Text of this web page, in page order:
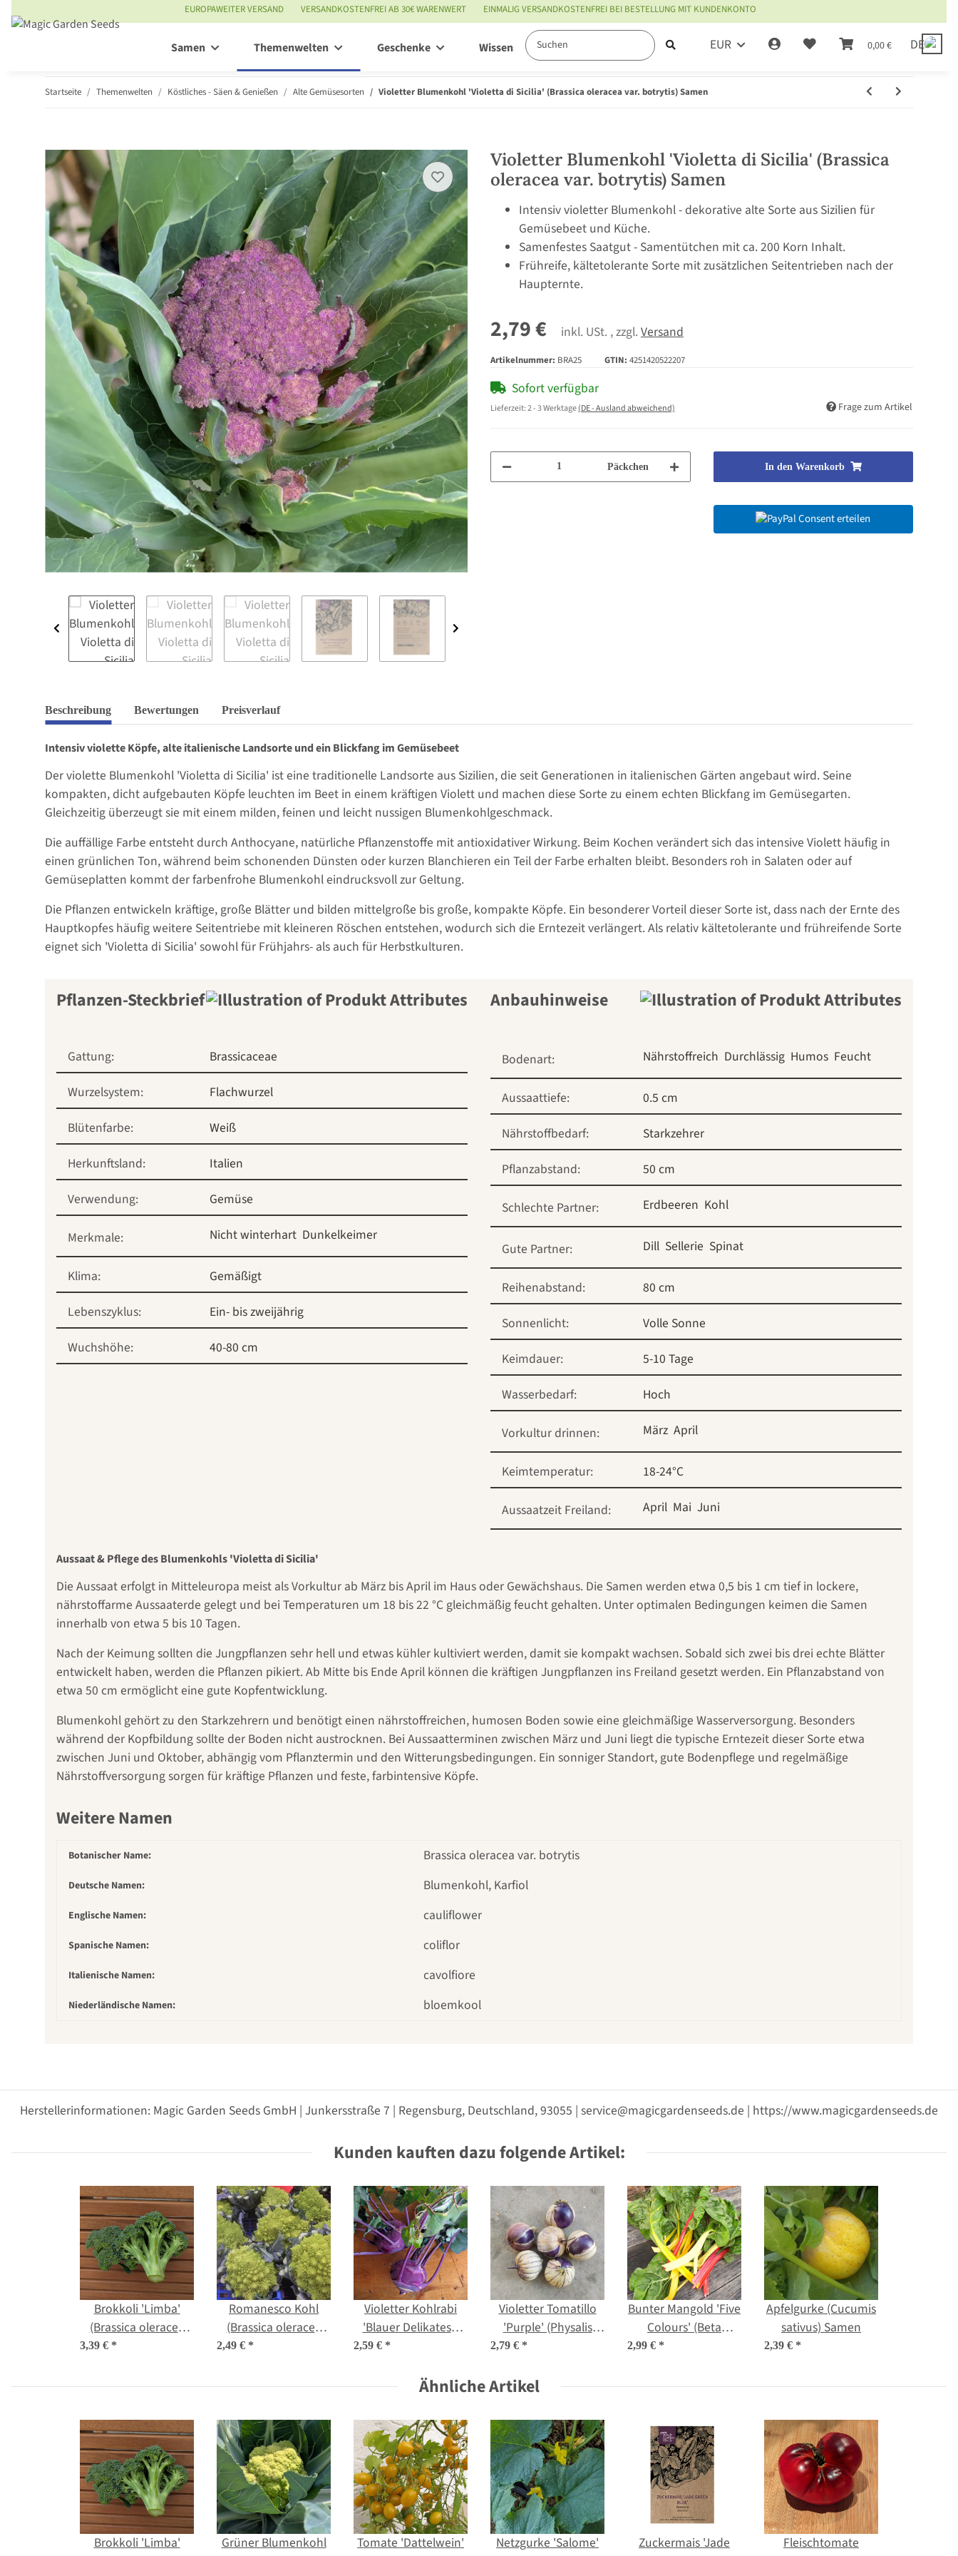
EUROPAWEITER VERSAND VERSANDKOSTENFREI AB 30€ WARENWERT EINMALIG VERSANDKOSTENFREI BEI BESTELLUNG MIT KUNDENKONTO
EUR 0,00 € DE
Samen Themenwelten Geschenke Wissenswertes
Startseite Themenwelten Köstliches - Säen & Genießen Alte Gemüsesorten Violetter Blumenkohl 'Violetta di Sicilia' (Brassica oleracea var. botrytis) Samen
Violetter Blumenkohl 'Violetta di Sicilia' (Brassica
oleracea var. botrytis) Samen
Intensiv violetter Blumenkohl - dekorative alte Sorte aus Sizilien für
Gemüsebeet und Küche.
Samenfestes Saatgut - Samentütchen mit ca. 200 Korn Inhalt.
Frühreife, kältetolerante Sorte mit zusätzlichen Seitentrieben nach der
Haupternte.
2,79 € inkl. USt. , zzgl. Versand
Artikelnummer: BRA25 GTIN: 4251420522207
Sofort verfügbar
Lieferzeit:2 - 3 Werktage(DE - Ausland abweichend) Frage zum Artikel
Päckchen In den Warenkorb
Consent erteilen
Beschreibung Bewertungen Preisverlauf
Intensiv violette Köpfe, alte italienische Landsorte und ein Blickfang im Gemüsebeet
Der violette Blumenkohl 'Violetta di Sicilia' ist eine traditionelle Landsorte aus Sizilien, die seit Generationen in italienischen Gärten angebaut wird. Seine
kompakten, dicht aufgebauten Köpfe leuchten im Beet in einem kräftigen Violett und machen diese Sorte zu einem echten Blickfang im Gemüsegarten.
Gleichzeitig überzeugt sie mit einem milden, feinen und leicht nussigen Blumenkohlgeschmack.
Die auffällige Farbe entsteht durch Anthocyane, natürliche Pflanzenstoffe mit antioxidativer Wirkung. Beim Kochen verändert sich das intensive Violett häufig in
einen grünlichen Ton, während beim schonenden Dünsten oder kurzen Blanchieren ein Teil der Farbe erhalten bleibt. Besonders roh in Salaten oder auf
Gemüseplatten kommt der farbenfrohe Blumenkohl eindrucksvoll zur Geltung.
Die Pflanzen entwickeln kräftige, große Blätter und bilden mittelgroße bis große, kompakte Köpfe. Ein besonderer Vorteil dieser Sorte ist, dass nach der Ernte des
Hauptkopfes häufig weitere Seitentriebe mit kleineren Röschen entstehen, wodurch sich die Erntezeit verlängert. Als relativ kältetolerante und frühreifende Sorte
eignet sich 'Violetta di Sicilia' sowohl für Frühjahrs- als auch für Herbstkulturen.
Pflanzen-Steckbrief
Gattung:
Brassicaceae
Wurzelsystem:
Flachwurzel
Blütenfarbe:
Weiß
Herkunftsland:
Italien
Verwendung:
Gemüse
Merkmale: Nicht winterhart Dunkelkeimer
Klima:
Gemäßigt
Lebenszyklus:
Ein- bis zweijährig
Wuchshöhe:
40-80 cm
Anbauhinweise
Bodenart: Nährstoffreich Durchlässig Humos Feucht
Aussaattiefe:
0.5 cm
Nährstoffbedarf:
Starkzehrer
Pflanzabstand:
50 cm
Schlechte Partner: Erdbeeren Kohl
Gute Partner: Dill Sellerie Spinat
Reihenabstand:
80 cm
Sonnenlicht:
Volle Sonne
Keimdauer:
5-10 Tage
Wasserbedarf:
Hoch
Vorkultur drinnen: März April
Keimtemperatur: 18-24°C
Aussaatzeit Freiland: April Mai Juni
Aussaat & Pflege des Blumenkohls 'Violetta di Sicilia'
Die Aussaat erfolgt in Mitteleuropa meist als Vorkultur ab März bis April im Haus oder Gewächshaus. Die Samen werden etwa 0,5 bis 1 cm tief in lockere,
nährstoffarme Aussaaterde gelegt und bei Temperaturen um 18 bis 22 °C gleichmäßig feucht gehalten. Unter optimalen Bedingungen keimen die Samen
innerhalb von etwa 5 bis 10 Tagen.
Nach der Keimung sollten die Jungpflanzen sehr hell und etwas kühler kultiviert werden, damit sie kompakt wachsen. Sobald sich zwei bis drei echte Blätter
entwickelt haben, werden die Pflanzen pikiert. Ab Mitte bis Ende April können die kräftigen Jungpflanzen ins Freiland gesetzt werden. Ein Pflanzabstand von
etwa 50 cm ermöglicht eine gute Kopfentwicklung.
Blumenkohl gehört zu den Starkzehrern und benötigt einen nährstoffreichen, humosen Boden sowie eine gleichmäßige Wasserversorgung. Besonders
während der Kopfbildung sollte der Boden nicht austrocknen. Bei Aussaatterminen zwischen März und Juni liegt die typische Erntezeit dieser Sorte etwa
zwischen Juni und Oktober, abhängig vom Pflanztermin und den Witterungsbedingungen. Ein sonniger Standort, gute Bodenpflege und regelmäßige
Nährstoffversorgung sorgen für kräftige Pflanzen und feste, farbintensive Köpfe.
Weitere Namen
Botanischer Name: Brassica oleracea var. botrytis
Deutsche Namen: Blumenkohl, Karfiol
Englische Namen: cauliflower
Spanische Namen: coliflor
Italienische Namen: cavolfiore
Niederländische Namen: bloemkool
Herstellerinformationen: Magic Garden Seeds GmbH | Junkersstraße 7 | Regensburg, Deutschland, 93055 | service@magicgardenseeds.de | https://www.magicgardenseeds.de
Kunden kauften dazu folgende Artikel:
Brokkoli 'Limba'
(Brassica oleracea
var. italica) Bio-
3,39 € *
Romanesco Kohl
(Brassica oleracea
convar. botrytis var.
2,49 € *
Violetter Kohlrabi
'Blauer Delikatess'
(Brassica oleracea
Samen
2,59 € *
Violetter Tomatillo
'Purple' (Physalis
ixocarpa) Bio Samen
2,79 € *
Bunter Mangold 'Five
Colours' (Beta
vulgaris ssp.vulgaris)
2,99 € *
Apfelgurke (Cucumis
sativus) Samen
2,39 € *
Ähnliche Artikel
Brokkoli 'Limba'
Grüner Blumenkohl
Tomate 'Dattelwein'
Netzgurke 'Salome'
Zuckermais 'Jade
Fleischtomate